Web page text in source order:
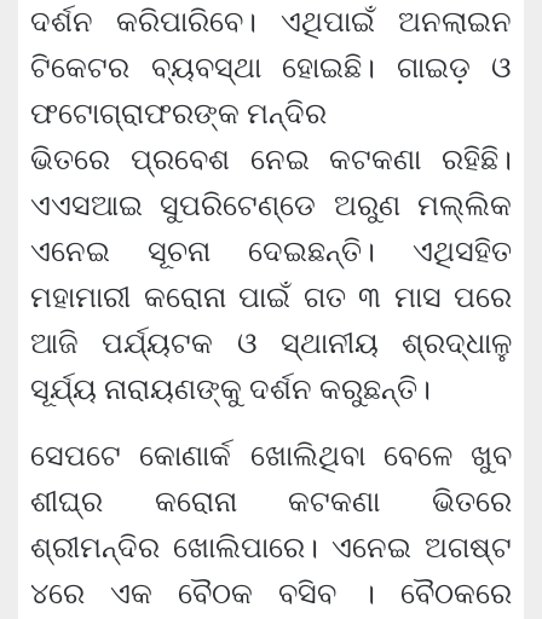
ଦର୍ଶନ କରିପାରିବେ। ଏଥିପାଇଁ ଅନଲାଇନ
ଟିକେଟର ବ୍ୟବସ୍ଥା ହୋଇଛି। ଗାଇଡ଼ ଓ
ଫଟୋଗ୍ରାଫରଙ୍କ ମନ୍ଦିର
ଭିତରେ ପ୍ରବେଶ ନେଇ କଟକଣା ରହିଛି।
ଏଏସଆଇ ସୁପରିଟେଣ୍ଡେ ଅରୁଣ ମଲ୍ଲିକ
ଏନେଇ ସୂଚନା ଦେଇଛନ୍ତି। ଏଥିସହିତ
ମହାମାରୀ କରୋନା ପାଇଁ ଗତ ୩ ମାସ ପରେ
ଆଜି ପର୍ଯ୍ୟଟକ ଓ ସ୍ଥାନୀୟ ଶ୍ରଦ୍ଧାଳୁ
ସୂର୍ଯ୍ୟ ନାରାୟଣଙ୍କୁ ଦର୍ଶନ କରୁଛନ୍ତି।
ସେପଟେ କୋଣାର୍କ ଖୋଲିଥିବା ବେଳେ ଖୁବ
ଶୀଘ୍ର କରୋନା କଟକଣା ଭିତରେ
ଶ୍ରୀମନ୍ଦିର ଖୋଲିପାରେ। ଏନେଇ ଅଗଷ୍ଟ
୪ରେ ଏକ ବୈଠକ ବସିବ । ବୈଠକରେ